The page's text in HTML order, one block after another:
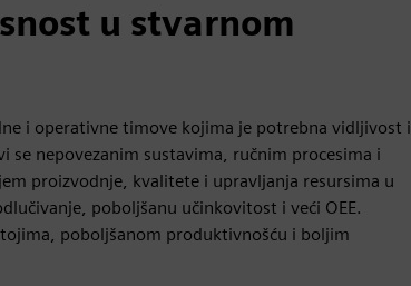
u stvarnom
i operativne timove kojima je potrebna vidljivost i
se nepovezanim sustavima, ručnim procesima i
proizvodnje, kvalitete i upravljanja resursima u
poboljšanu učinkovitost i veći OEE.
poboljšanom produktivnošću i boljim